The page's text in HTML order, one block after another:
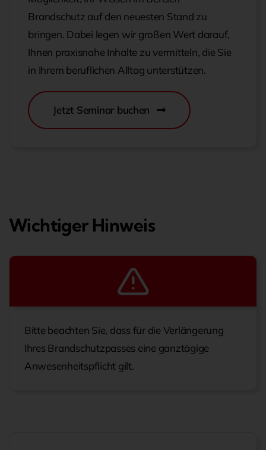
Brandschutz auf den neuesten Stand zu
bringen. Dabei legen wir großen Wert darauf,
Ihnen praxisnahe Inhalte zu vermitteln, die Sie
in Ihrem beruflichen Alltag unterstützen.
Jetzt Seminar buchen
Wichtiger Hinweis
Bitte beachten Sie, dass für die Verlängerung
Ihres Brandschutzpasses eine ganztägige
Anwesenheitspflicht gilt.